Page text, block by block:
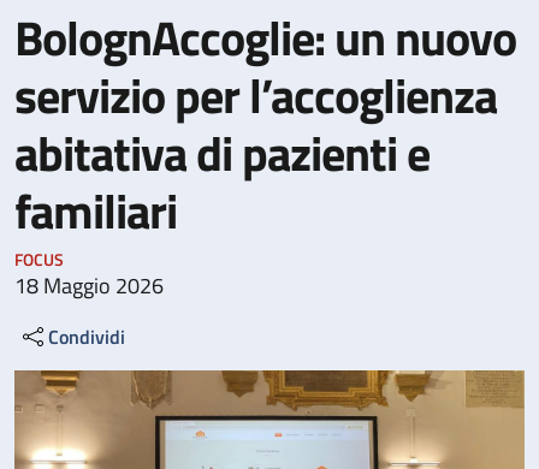
BolognAccoglie: un nuovo
servizio per l’accoglienza
abitativa di pazienti e
familiari
FOCUS
18 Maggio 2026
Condividi